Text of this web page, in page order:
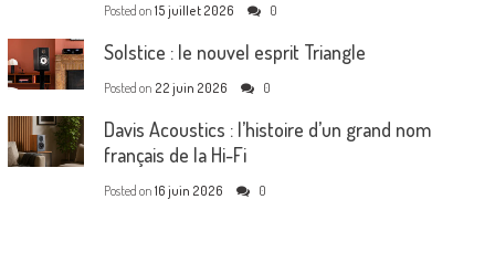
Posted on 15 juillet 2026 0
Solstice : le nouvel esprit Triangle
Posted on 22 juin 2026 0
Davis Acoustics : l’histoire d’un grand nom
français de la Hi-Fi
Posted on 16 juin 2026 0